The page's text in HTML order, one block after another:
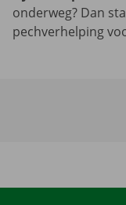
onderweg? Dan
pechverhelping